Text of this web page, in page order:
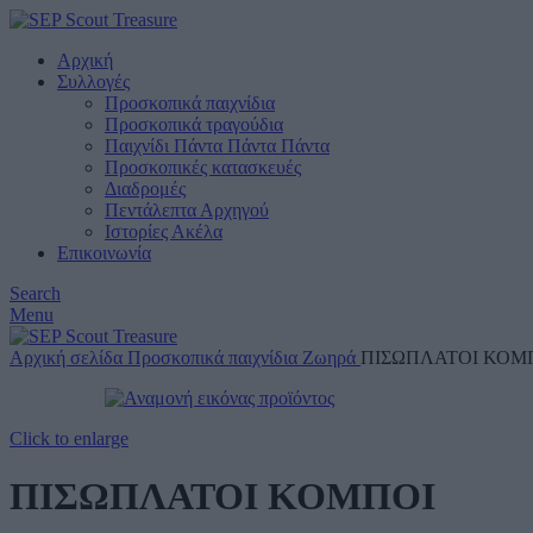
Αρχική
Συλλογές
Προσκοπικά παιχνίδια
Προσκοπικά τραγούδια
Παιχνίδι Πάντα Πάντα Πάντα
Προσκοπικές κατασκευές
Διαδρομές
Πεντάλεπτα Αρχηγού
Ιστορίες Ακέλα
Επικοινωνία
Search
Menu
Αρχική σελίδα Προσκοπικά παιχνίδια Ζωηρά ΠΙΣΩΠΛΑΤΟΙ
Click to enlarge
ΠΙΣΩΠΛΑΤΟΙ ΚΟΜΠΟΙ